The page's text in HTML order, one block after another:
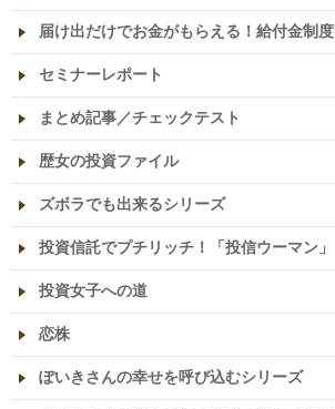
届け出だけでお金がもらえる！給付金制度
セミナーレポート
まとめ記事／チェックテスト
歴女の投資ファイル
ズボラでも出来るシリーズ
投資信託でプチリッチ！「投信ウーマン」
投資女子への道
恋株
ぽいきさんの幸せを呼び込むシリーズ